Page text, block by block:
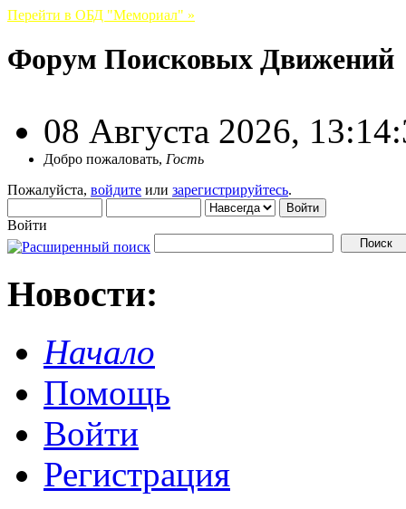
Перейти в ОБД "Мемориал" »
Форум Поисковых Движений
08 Августа 2026,
Добро пожаловать, Гость
Пожалуйста, войдите или зарегистрируйтесь.
Войти
Новости:
Начало
Помощь
Войти
Регистрация